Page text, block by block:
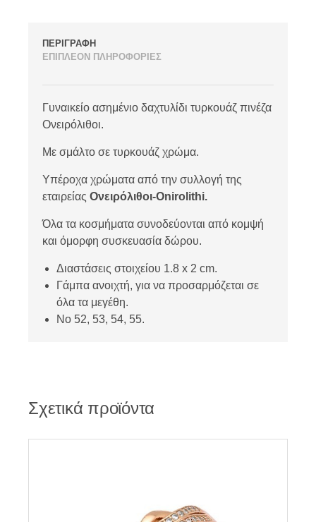
ΠΕΡΙΓΡΑΦΗ
ΕΠΙΠΛΕΟΝ ΠΛΗΡΟΦΟΡΙΕΣ
Γυναικείο ασημένιο δαχτυλίδι τυρκουάζ πινέζα
Ονειρόλιθοι.
Με σμάλτο σε τυρκουάζ χρώμα.
Υπέροχα χρώματα από την συλλογή της
εταιρείας Ονειρόλιθοι-Onirolithi.
Όλα τα κοσμήματα συνοδεύονται από κομψή
και όμορφη συσκευασία δώρου.
Διαστάσεις στοιχείου 1.8 x 2 cm.
Γάμπα ανοιχτή, για να προσαρμόζεται σε
όλα τα μεγέθη.
Νο 52, 53, 54, 55.
Σχετικά προϊόντα